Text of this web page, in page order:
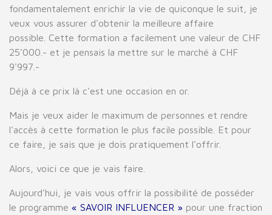
fondamentalement enrichir la vie de quiconque le suit, je
veux vous assurer d'obtenir la meilleure affaire
possible. Cette formation a facilement une valeur de CHF
25'000.- et je pensais la mettre sur le marché à CHF
9'997.-
Déjà à ce prix là c'est une occasion en or.
Mais je veux aider le maximum de personnes et rendre
l'accès à cette formation le plus facile possible. Et pour
ce faire, je sais que je dois pratiquement l'offrir.
Alors, voici ce que je vais faire.
Aujourd'hui, je vais vous offrir la possibilité de posséder
le programme « SAVOIR INFLUENCER » pour une fraction